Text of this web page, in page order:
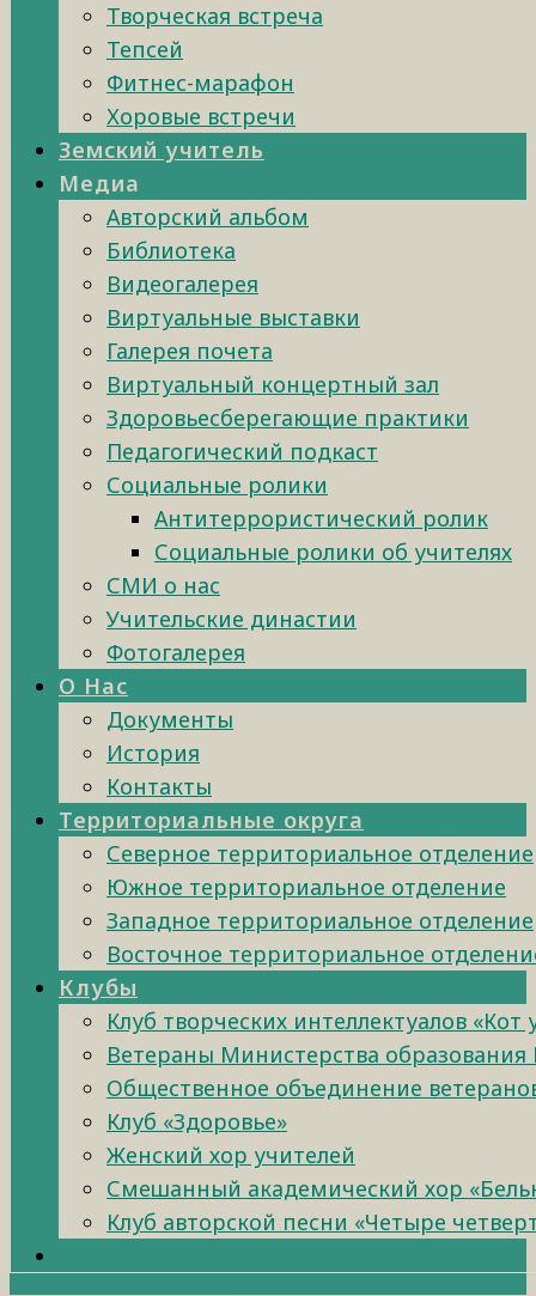
Творческая встреча
Тепсей
Фитнес-марафон
Хоровые встречи
Земский учитель
Медиа
Авторский альбом
Библиотека
Видеогалерея
Виртуальные выставки
Галерея почета
Виртуальный концертный зал
Здоровьесберегающие практики
Педагогический подкаст
Социальные ролики
Антитеррористический ролик
Социальные ролики об учителях
СМИ о нас
Учительские династии
Фотогалерея
О Нас
Документы
История
Контакты
Территориальные округа
Северное территориальное отделение
Южное территориальное отделение
Западное территориальное отделение
Восточное территориальное
Клубы
Клуб творческих интеллектуалов «Кот
Ветераны Министерства образования
Общественное объединение
Клуб «Здоровье»
Женский хор учителей
Смешанный академический хор
Клуб авторской песни «Четыре